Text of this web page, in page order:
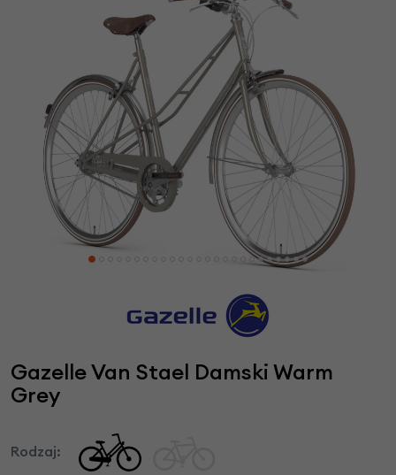
Gazelle Van Stael Damski Warm
Grey
Rodzaj: